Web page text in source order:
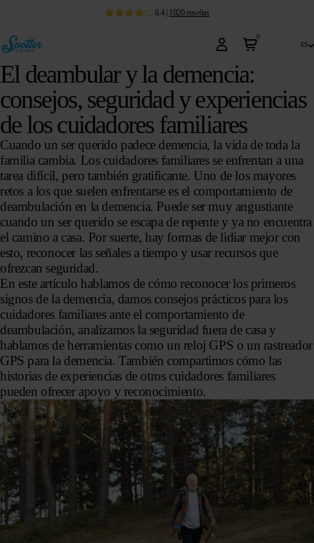
8.4| 1920 reseñas
0
es
El deambular y la demencia:
consejos, seguridad y experiencias
de los cuidadores familiares
Cuando un ser querido padece demencia, la vida de toda la
familia cambia. Los cuidadores familiares se enfrentan a una
tarea difícil, pero también gratificante. Uno de los mayores
retos a los que suelen enfrentarse es el comportamiento de
deambulación en la demencia. Puede ser muy angustiante
cuando un ser querido se escapa de repente y ya no encuentra
el camino a casa. Por suerte, hay formas de lidiar mejor con
esto, reconocer las señales a tiempo y usar recursos que
ofrezcan seguridad.
En este artículo hablamos de cómo reconocer los primeros
signos de la demencia, damos consejos prácticos para los
cuidadores familiares ante el comportamiento de
deambulación, analizamos la seguridad fuera de casa y
hablamos de herramientas como un reloj GPS o un rastreador
GPS para la demencia. También compartimos cómo las
historias de experiencias de otros cuidadores familiares
pueden ofrecer apoyo y reconocimiento.